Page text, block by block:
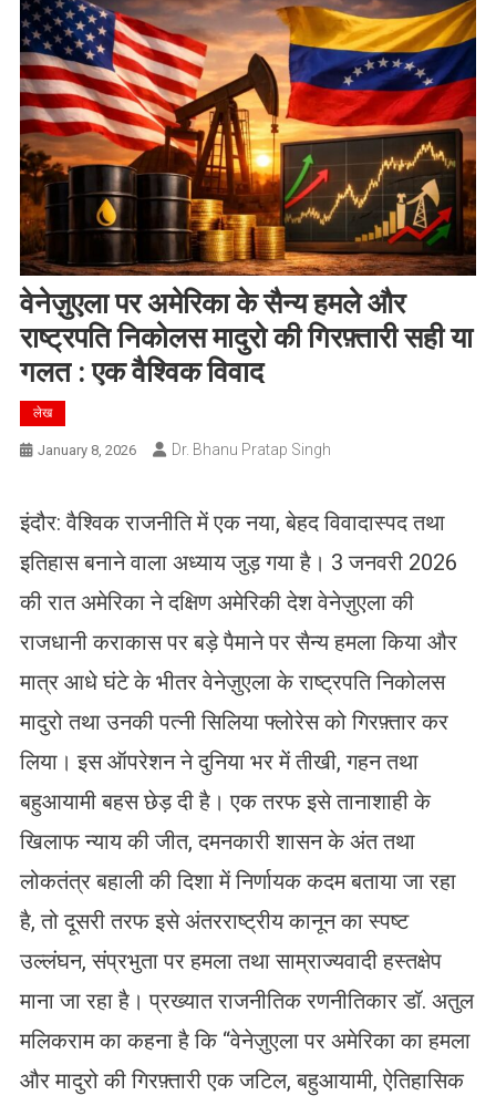
वेनेज़ुएला पर अमेरिका के सैन्य हमले और
राष्ट्रपति निकोलस मादुरो की गिरफ़्तारी सही या
गलत : एक वैश्विक विवाद
लेख
January 8, 2026 Dr. Bhanu Pratap Singh
इंदौर: वैश्विक राजनीति में एक नया, बेहद विवादास्पद तथा
इतिहास बनाने वाला अध्याय जुड़ गया है। 3 जनवरी 2026
की रात अमेरिका ने दक्षिण अमेरिकी देश वेनेज़ुएला की
राजधानी कराकास पर बड़े पैमाने पर सैन्य हमला किया और
मात्र आधे घंटे के भीतर वेनेज़ुएला के राष्ट्रपति निकोलस
मादुरो तथा उनकी पत्नी सिलिया फ्लोरेस को गिरफ़्तार कर
लिया। इस ऑपरेशन ने दुनिया भर में तीखी, गहन तथा
बहुआयामी बहस छेड़ दी है। एक तरफ इसे तानाशाही के
खिलाफ न्याय की जीत, दमनकारी शासन के अंत तथा
लोकतंत्र बहाली की दिशा में निर्णायक कदम बताया जा रहा
है, तो दूसरी तरफ इसे अंतरराष्ट्रीय कानून का स्पष्ट
उल्लंघन, संप्रभुता पर हमला तथा साम्राज्यवादी हस्तक्षेप
माना जा रहा है। प्रख्यात राजनीतिक रणनीतिकार डॉ. अतुल
मलिकराम का कहना है कि “वेनेज़ुएला पर अमेरिका का हमला
और मादुरो की गिरफ़्तारी एक जटिल, बहुआयामी, ऐतिहासिक